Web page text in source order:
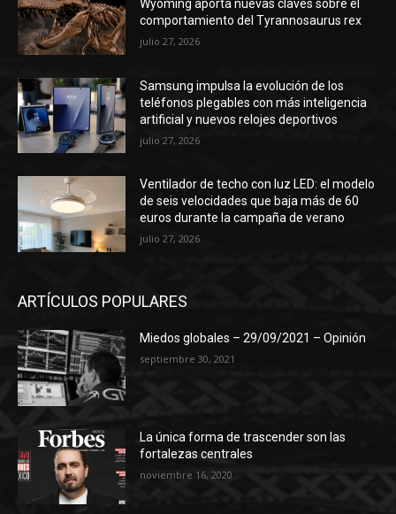
Wyoming aporta nuevas claves sobre el
comportamiento del Tyrannosaurus rex
julio 27, 2026
Samsung impulsa la evolución de los
teléfonos plegables con más inteligencia
artificial y nuevos relojes deportivos
julio 27, 2026
Ventilador de techo con luz LED: el modelo
de seis velocidades que baja más de 60
euros durante la campaña de verano
julio 27, 2026
ARTÍCULOS POPULARES
Miedos globales – 29/09/2021 – Opinión
septiembre 30, 2021
La única forma de trascender son las
fortalezas centrales
noviembre 16, 2020